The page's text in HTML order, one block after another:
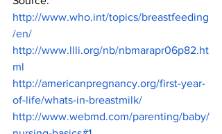
http://www.who.int/topics/breastfeeding
/en/
http://www.llli.org/nb/nbmarapr06p82.ht
ml
http://americanpregnancy.org/first-year-
of-life/whats-in-breastmilk/
http://www.webmd.com/parenting/baby/